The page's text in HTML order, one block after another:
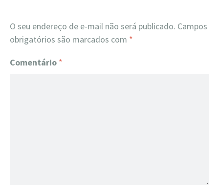
O seu endereço de e-mail não será publicado. Campos
obrigatórios são marcados com *
Comentário *